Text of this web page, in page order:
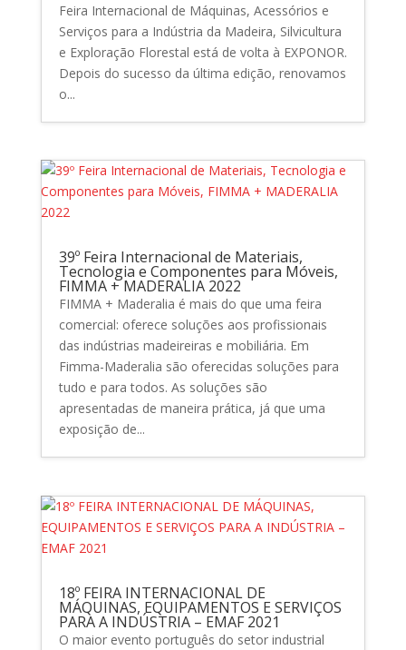
Feira Internacional de Máquinas, Acessórios e
Serviços para a Indústria da Madeira, Silvicultura
e Exploração Florestal está de volta à EXPONOR.
Depois do sucesso da última edição, renovamos
o...
39º Feira Internacional de Materiais,
Tecnologia e Componentes para Móveis,
FIMMA + MADERALIA 2022
FIMMA + Maderalia é mais do que uma feira
comercial: oferece soluções aos profissionais
das indústrias madeireiras e mobiliária. Em
Fimma-Maderalia são oferecidas soluções para
tudo e para todos. As soluções são
apresentadas de maneira prática, já que uma
exposição de...
18º FEIRA INTERNACIONAL DE
MÁQUINAS, EQUIPAMENTOS E SERVIÇOS
PARA A INDÚSTRIA – EMAF 2021
O maior evento português do setor industrial